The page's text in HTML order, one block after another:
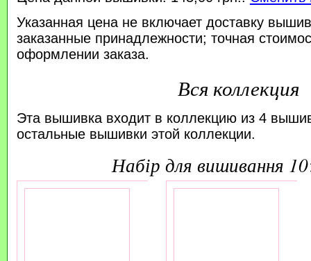
Указанная цена не включает доставку
заказанные принадлежности; точная
оформлении заказа.
Вся коллекция
Эта вышивка входит в коллекцию из 4
остальные вышивки этой коллекции.
набір для вишивання